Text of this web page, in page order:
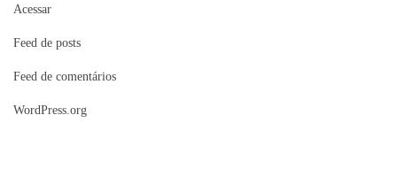
Acessar
Feed de posts
Feed de comentários
WordPress.org